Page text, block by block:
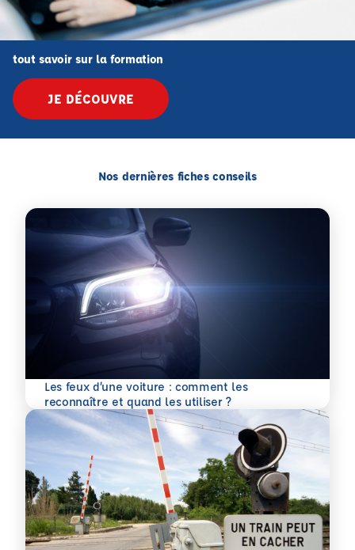
tout savoir sur la formation
JE DÉCOUVRE
Nos dernières fiches conseils
Les feux d’une voiture : comment les
reconnaître et quand les utiliser ?
En savoir plus